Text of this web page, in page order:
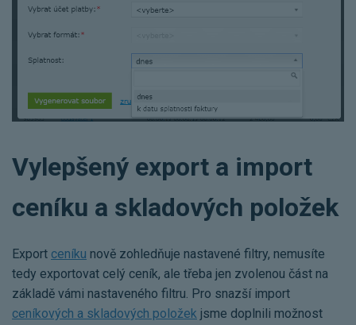
Vylepšený export a import
ceníku a skladových položek
Export ceníku nově zohledňuje nastavené filtry, nemusíte
tedy exportovat celý ceník, ale třeba jen zvolenou část na
základě vámi nastaveného filtru. Pro snazší import
ceníkových a skladových položek jsme doplnili možnost